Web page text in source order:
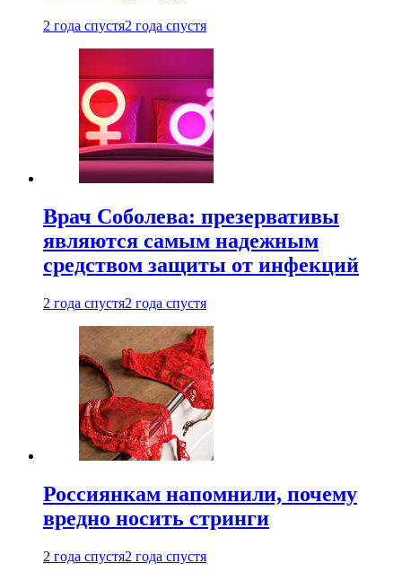
2 года спустя2 года спустя
Врач Соболева: презервативы
являются самым надежным
средством защиты от инфекций
2 года спустя2 года спустя
Россиянкам напомнили, почему
вредно носить стринги
2 года спустя2 года спустя